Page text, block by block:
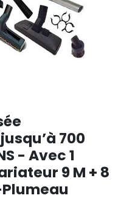
700
- Avec 1
9 M + 8